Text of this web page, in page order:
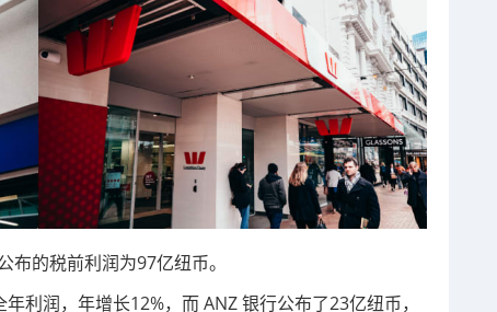
的税前利润为97亿纽币。
利润，年增长12%，而 ANZ 银行公布了23亿纽币，